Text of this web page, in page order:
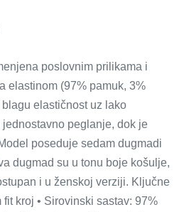
poslovnim prilikama i
elastinom (97% pamuk, 3%
elastičnost uz lako
peglanje, dok je
poseduje sedam dugmadi
dugmad su u tonu boje košulje,
i u ženskoj verziji. Ključne
kroj • Sirovinski sastav: 97%